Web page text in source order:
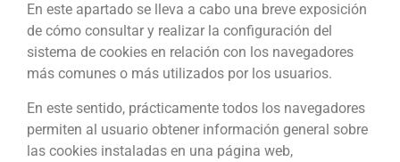
En este apartado se lleva a cabo una breve exposición
de cómo consultar y realizar la configuración del
sistema de cookies en relación con los navegadores
más comunes o más utilizados por los usuarios.
En este sentido, prácticamente todos los navegadores
permiten al usuario obtener información general sobre
las cookies instaladas en una página web,